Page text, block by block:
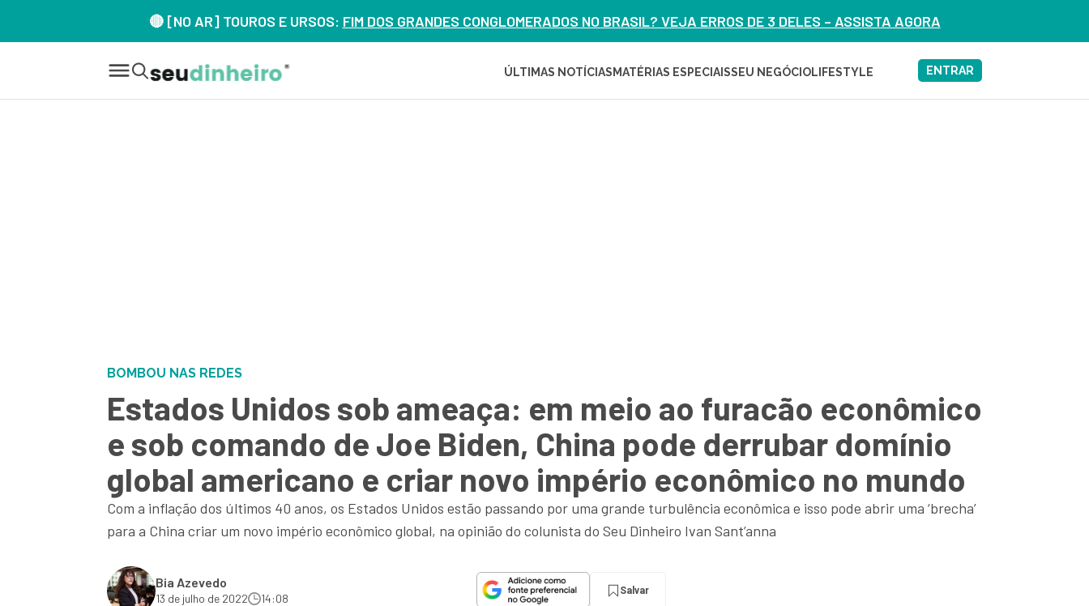
🔴 [NO AR] TOUROS E URSOS: FIM DOS GRANDES CONGLOMERADOS NO BRASIL? VEJA ERROS DE 3 DELES – ASSISTA AGORA
ÚLTIMAS NOTÍCIAS MATÉRIAS ESPECIAISSEU NEGÓCIOLIFESTYLE ENTRAR
BOMBOU NAS REDES
Estados Unidos sob ameaça: em meio ao furacão econômico
e sob comando de Joe Biden, China pode derrubar domínio
global americano e criar novo império econômico no mundo
Com a inflação dos últimos 40 anos, os Estados Unidos estão passando por uma grande turbulência econômica e isso pode abrir uma ‘brecha’
para a China criar um novo império econômico global, na opinião do colunista do Seu Dinheiro Ivan Sant’anna
Bia Azevedo
13 de julho de 2022 14:08
Salvar